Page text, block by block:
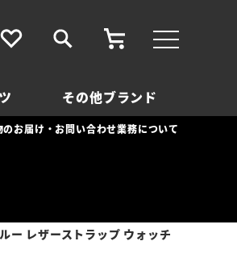
その他ブランド
のお届け・お問い合わせ業務について
ー レザーストラップ ウォッチ